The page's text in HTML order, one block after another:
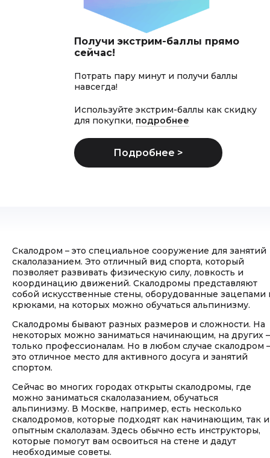
Получи экстрим-баллы прямо
сейчас!
Потрать пару минут и получи баллы
навсегда!
Используйте экстрим-баллы как скидку
для покупки, подробнее
Скалодром – это специальное сооружение для занятий
скалолазанием. Это отличный вид спорта, который
позволяет развивать физическую силу, ловкость и
координацию движений. Скалодромы представляют
собой искусственные стены, оборудованные зацепами
крюками, на которых можно обучаться альпинизму.
Скалодромы бывают разных размеров и сложности. На
некоторых можно заниматься начинающим, на других –
только профессионалам. Но в любом случае скалодром –
это отличное место для активного досуга и занятий
спортом.
Сейчас во многих городах открыты скалодромы, где
можно заниматься скалолазанием, обучаться
альпинизму. В Москве, например, есть несколько
скалодромов, которые подходят как начинающим, так и
опытным скалолазам. Здесь обычно есть инструкторы,
которые помогут вам освоиться на стене и дадут
необходимые советы.